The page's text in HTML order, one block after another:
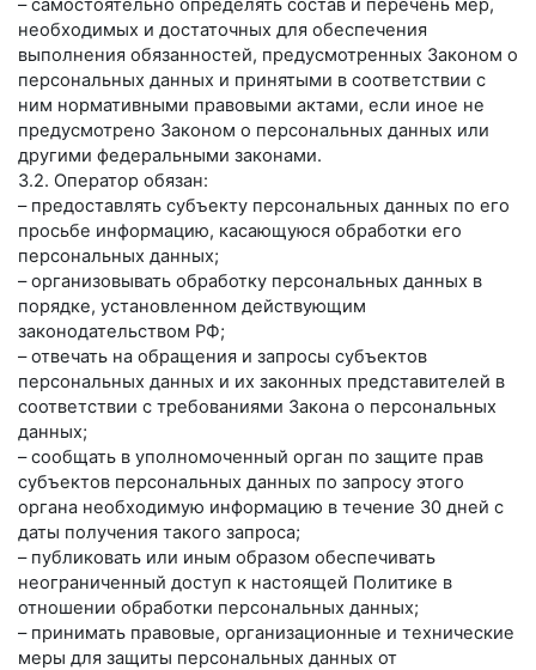
– самостоятельно определять состав и перечень мер,
необходимых и достаточных для обеспечения
выполнения обязанностей, предусмотренных Законом о
персональных данных и принятыми в соответствии с
ним нормативными правовыми актами, если иное не
предусмотрено Законом о персональных данных или
другими федеральными законами.
3.2. Оператор обязан:
– предоставлять субъекту персональных данных по его
просьбе информацию, касающуюся обработки его
персональных данных;
– организовывать обработку персональных данных в
порядке, установленном действующим
законодательством РФ;
– отвечать на обращения и запросы субъектов
персональных данных и их законных представителей в
соответствии с требованиями Закона о персональных
данных;
– сообщать в уполномоченный орган по защите прав
субъектов персональных данных по запросу этого
органа необходимую информацию в течение 30 дней с
даты получения такого запроса;
– публиковать или иным образом обеспечивать
неограниченный доступ к настоящей Политике в
отношении обработки персональных данных;
– принимать правовые, организационные и технические
меры для защиты персональных данных от